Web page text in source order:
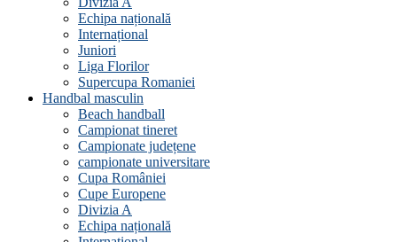
Echipa națională
Internațional
Juniori
Liga Florilor
Supercupa Romaniei
Handbal masculin
Beach handball
Campionat tineret
Campionate județene
campionate universitare
Cupa României
Cupe Europene
Divizia A
Echipa națională